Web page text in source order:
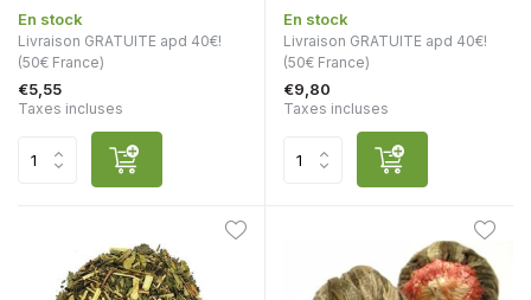
En stock
Livraison GRATUITE apd 40€!
(50€ France)
€5,55
Taxes incluses
En stock
Livraison GRATUITE apd 40€!
(50€ France)
€9,80
Taxes incluses